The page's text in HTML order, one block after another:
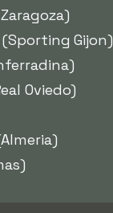
(Sporting Gijon)
Oviedo)